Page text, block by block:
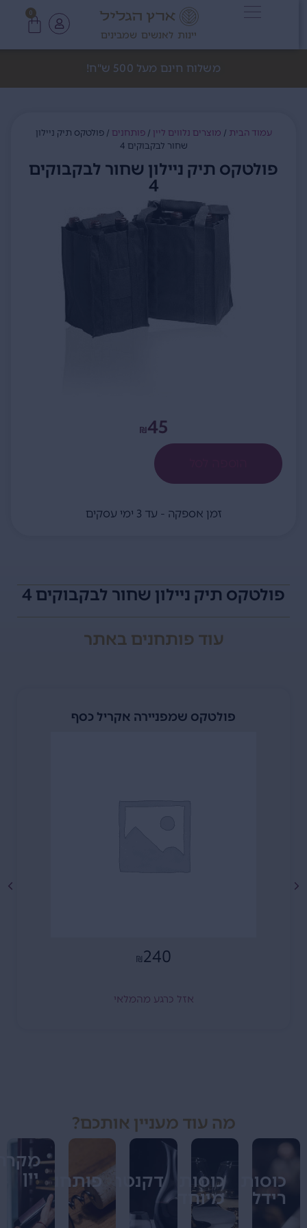
יינות לאנשים שמבינים
משלוח חינם מעל 500 ש"ח!
עמוד הבית/ מוצרים נלווים ליין/ פותחנים/ פולטקס תיק ניילון
שחור לבקבוקים 4
פולטקס תיק ניילון שחור לבקבוקים
4
₪ 45
זמן אספקה - עד 3 ימי עסקים
פולטקס תיק ניילון שחור לבקבוקים 4
עודפותחניםבאתר
פולטקס שמפניירה אקריל כסף
₪ 240
אזל כרגע מהמלאי
מה עוד מעניין אותכם?
כוסות
רידל
כוסות
מיוחדים
דקנטרים פותחנים
מקררי
יין